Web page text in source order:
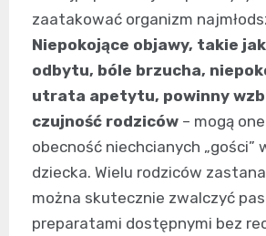
zaatakować organizm
Niepokojące objawy, takie
odbytu, bóle brzucha,
utrata apetytu, powinny
czujność rodziców – mogą
obecność niechcianych „gości”
dziecka. Wielu rodziców
można skutecznie zwalczyć
preparatami dostępnymi bez